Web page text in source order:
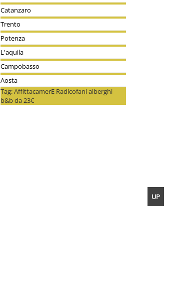
UP
Catanzaro
Trento
Potenza
L'aquila
Campobasso
Aosta
Tag: AffittacamerE Radicofani alberghi
b&b da 23€